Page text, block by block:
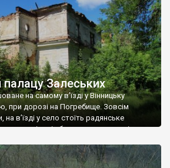
палацу Залеських
на самому в’їзді у Вінницьку
при дорозі на Погребище. Зовсім
в’їзді у село стоїть радянське
жінку і яблуню, а трохи далі, десь
стареньких колії у траві – […]